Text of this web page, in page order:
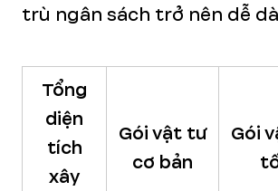
trù ngân sách trở nên dễ
Tổng
diện
tích
xây
Gói vật tư
cơ bản
Gói